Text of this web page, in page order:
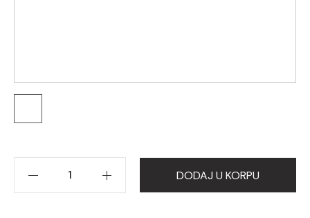
DODAJ U KORPU